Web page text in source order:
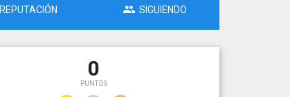
REPUTACIÓN SIGUIENDO
0
PUNTOS